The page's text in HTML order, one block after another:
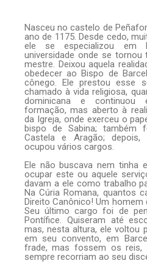
Nasceu no castelo de
ano de 1175. Desde cedo,
ele se especializou em
universidade onde se tornou
mestre. Deixou aquela
obedecer ao Bispo de
cônego. Ele prestou esse
chamado à vida religiosa,
dominicana e
formação, mas aberto à
da Igreja, onde exerceu o
bispo de Sabina; também
Castela e Aragão; depois,
ocupou vários cargos.
Ele não buscava nem tinha
ocupar este ou aquele
davam a ele como trabalho
Na Cúria Romana, quantos
Direito Canônico! Um homem
Seu último cargo foi de
Pontífice. Quiseram até
mas, nesta altura, ele voltou
em seu convento, em
frade, mas fossem os
sempre recorriam ao seu